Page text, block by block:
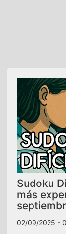
Sudoku
más
02/09/2025 -